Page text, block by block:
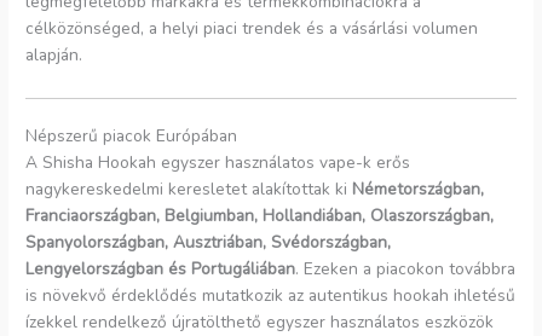
célközönséged, a helyi piaci trendek és a vásárlási volumen
alapján.
Népszerű piacok Európában
A Shisha Hookah egyszer használatos vape-k erős
nagykereskedelmi keresletet alakítottak ki Németországban,
Franciaországban, Belgiumban, Hollandiában, Olaszországban,
Spanyolországban, Ausztriában, Svédországban,
Lengyelországban és Portugáliában. Ezeken a piacokon továbbra
is növekvő érdeklődés mutatkozik az autentikus hookah ihletésű
ízekkel rendelkező újratölthető egyszer használatos eszközök